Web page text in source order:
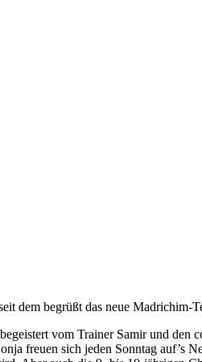
dem begrüßt das neue
vom Trainer Samir und
freuen sich jeden Sonntag auf’s